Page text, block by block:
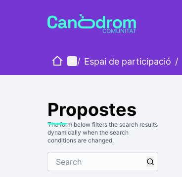
HomeMain menu
/ Espai de participació /
Propostes
The form below filters the search results
dynamically when the search
conditions are changed.